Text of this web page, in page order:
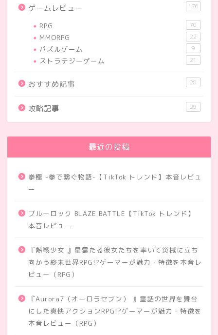
ゲームレビュー 176
RPG 70
MMORPG 22
パズルゲーム 9
ストラテジーゲーム 21
おすすめ記事 28
攻略記事 29
最近の投稿
拳極 -拳で繋ぐ物語-【TikTok トレンド】本音レビュ
ー
ブルーロック BLAZE BATTLE【TikTok トレンド】
本音レビュー
『熱戦少女 』星霊たる彼女たちを率いて災械に立ち
向かう終末世界RPG!?ゲーマーが魅力・特徴を本音レ
ビュー（RPG）
『Aurora7（オーロラセブン） 』童話の世界を舞台
にした爽快アクションRPG!?ゲーマーが魅力・特徴を
本音レビュー（RPG）